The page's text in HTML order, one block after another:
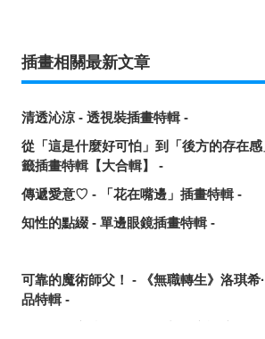
插畫相關最新文章
清透沁涼 - 透視裝插畫特輯 -
從「這是什麼好可怕」到「後方的存在
籤插畫特輯【大合輯】 -
傳遞愛意♡ - 「花在嘴邊」插畫特輯 -
知性的點綴 - 單邊眼鏡插畫特輯 -
可靠的魔術師父！ - 《無職轉生》洛琪希
品特輯 -